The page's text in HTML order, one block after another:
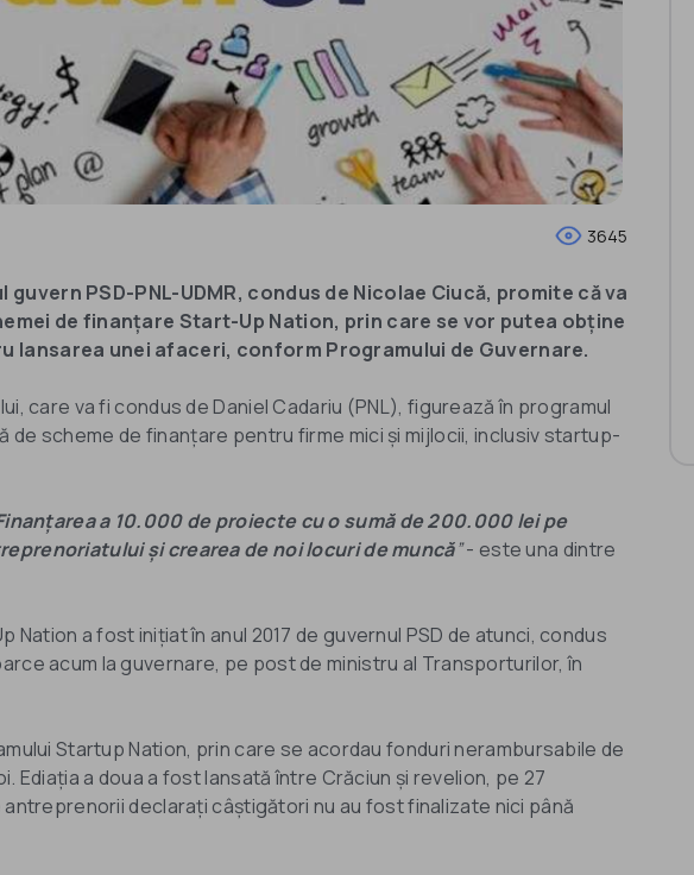
3645
guvern PSD-PNL-UDMR, condus de Nicolae Ciucă, promite că va
de finanțare Start-Up Nation, prin care se vor putea obține
lansarea unei afaceri, conform Programului de Guvernare.
care va fi condus de Daniel Cadariu (PNL), figurează în programul
de scheme de finanțare pentru firme mici și mijlocii, inclusiv startup-
a 10.000 de proiecte cu o sumă de 200.000 lei pe
și crearea de noi locuri de muncă”- este una dintre
Nation a fost inițiat în anul 2017 de guvernul PSD de atunci, condus
acum la guvernare, pe post de ministru al Transporturilor, în
Startup Nation, prin care se acordau fonduri nerambursabile de
Ediația a doua a fost lansată între Crăciun și revelion, pe 27
declarați câștigători nu au fost finalizate nici până